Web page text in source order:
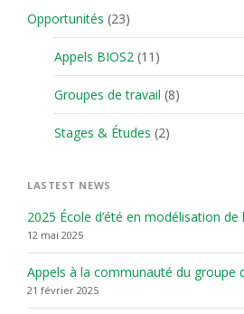
Opportunités (23)
Appels BIOS2 (11)
Groupes de travail (8)
Stages & Études (2)
LASTEST NEWS
2025 École d’été en modélisation
12 mai 2025
Appels à la communauté du groupe
21 février 2025